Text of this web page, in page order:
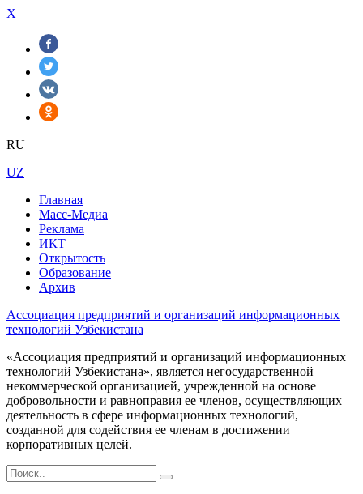
X
RU
UZ
Главная
Масс-Медиа
Реклама
ИКТ
Открытость
Образование
Архив
Ассоциация предприятий и организаций информационных
технологий Узбекистана
«Ассоциация предприятий и организаций информационных
технологий Узбекистана», является негосударственной
некоммерческой организацией, учрежденной на основе
добровольности и равноправия ее членов, осуществляющиx
деятельность в сфере информационных технологий,
созданной для содействия ее членам в достижении
корпоративных целей.